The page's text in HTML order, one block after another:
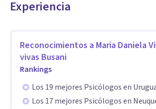
planteamos al inicio de tu proceso, me
paciente.
Especialidad
Me especializo en abordaje de
Experiencia
Reconocimientos a Maria Daniela
vivas Busani
Rankings
Los 19 mejores Psicólogos en
Los 17 mejores Psicólogos en